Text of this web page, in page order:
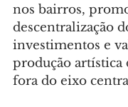
nos bairros,
descentralização
investimentos e
produção artística
fora do eixo